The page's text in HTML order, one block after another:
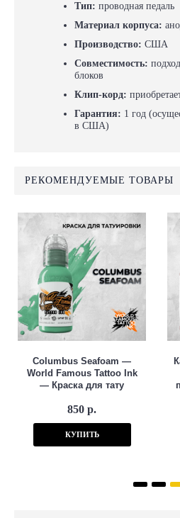
Тип: проводная педаль
Материал корпуса:
Производство: США
Совместимость:
блоков
Клип-корд:
Гарантия: 1 год
в США)
РЕКОМЕНДУЕМЫЕ ТОВАРЫ
Columbus Seafoam —
World Famous Tattoo Ink
— Краска для тату
850 р.
КУПИТЬ